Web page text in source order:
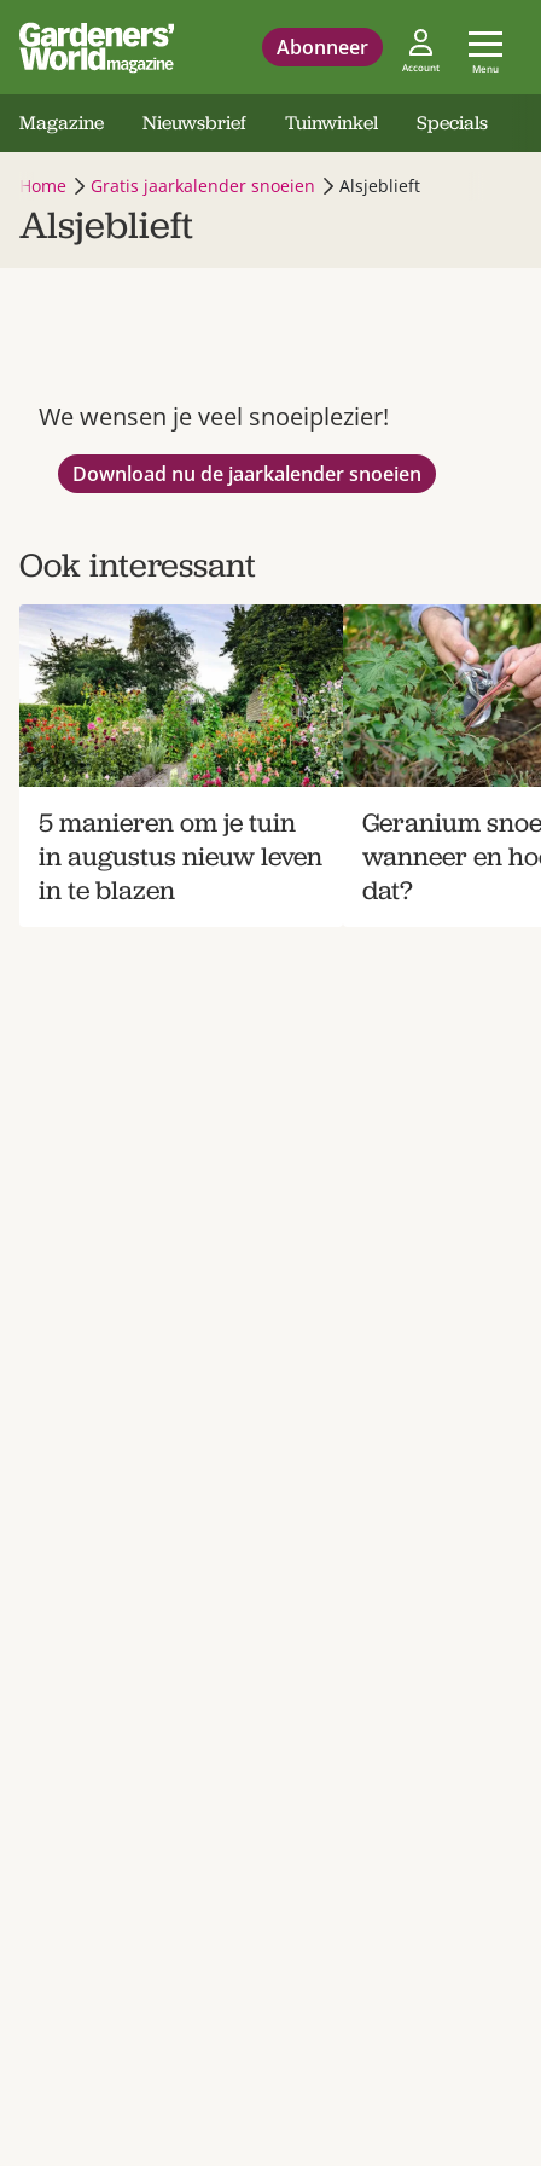
Abonneer
Account Menu
Zoek
Magazine Nieuwsbrief Tuinwinkel Specials
Home Gratis jaarkalender snoeien Alsjeblieft
Alsjeblieft
We wensen je veel snoeiplezier!
Download nu de jaarkalender snoeien
Ook interessant
5 manieren om je tuin
in augustus nieuw leven
in te blazen
Geranium
wanneer en
dat?